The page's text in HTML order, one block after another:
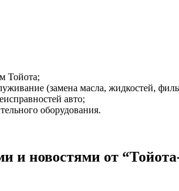
Тойота;
(замена масла, жидкостей,
авто;
оборудования.
и новостями от